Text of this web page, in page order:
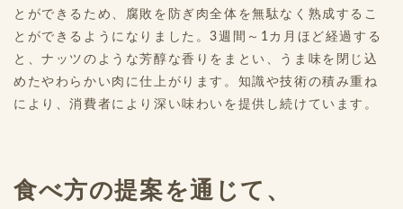
とができるため、腐敗を防ぎ肉全体を無駄なく熟成するこ
とができるようになりました。3週間～1カ月ほど経過する
と、ナッツのような芳醇な香りをまとい、うま味を閉じ込
めたやわらかい肉に仕上がります。知識や技術の積み重ね
により、消費者により深い味わいを提供し続けています。
食べ方の提案を通じて、